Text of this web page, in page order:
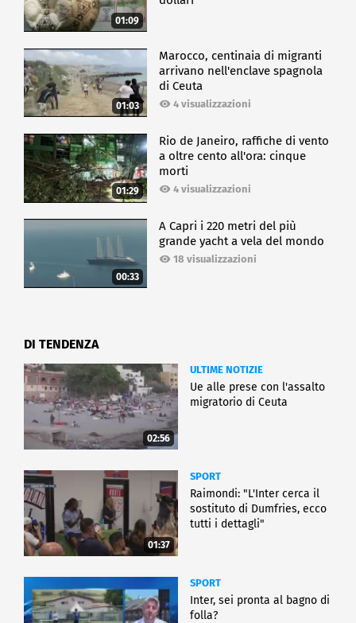
01:09
01:03
Marocco, centinaia di migranti
arrivano nell'enclave spagnola
di Ceuta
4 visualizzazioni
01:29
Rio de Janeiro, raffiche di vento
a oltre cento all'ora: cinque
morti
4 visualizzazioni
00:33
A Capri i 220 metri del più
grande yacht a vela del mondo
18 visualizzazioni
DI TENDENZA
02:56
ULTIME NOTIZIE
Ue alle prese con l'assalto
migratorio di Ceuta
01:37
SPORT
Raimondi: "L'Inter cerca il
sostituto di Dumfries, ecco
tutti i dettagli"
SPORT
Inter, sei pronta al bagno di
folla?